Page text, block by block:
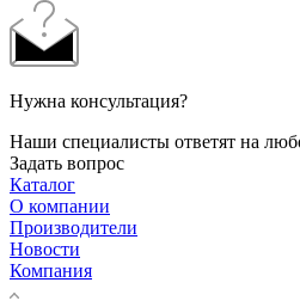
Нужна консультация?
Наши специалисты ответят на
Задать вопрос
Каталог
О компании
Производители
Новости
Компания